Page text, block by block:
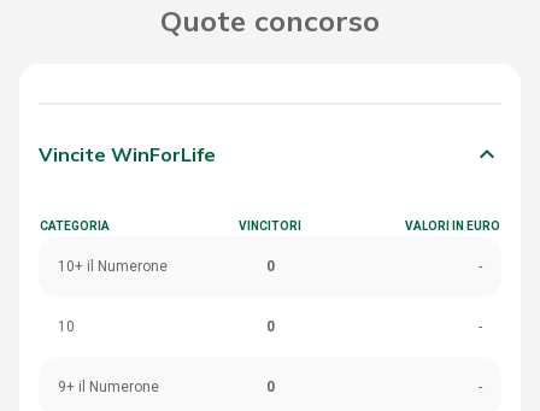
Quote concorso
Vincite WinForLife keyboard_arrow_down
CATEGORIA VINCITORI VALORI IN EURO
10+ il Numerone 0 -
10 0 -
9+ il Numerone 0 -